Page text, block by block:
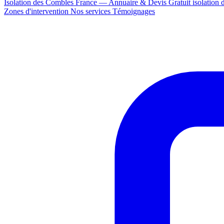
Isolation des Combles France — Annuaire & Devis Gratuit isolation
Zones d'intervention Nos services Témoignages